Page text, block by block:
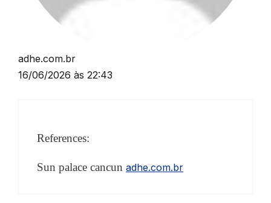
adhe.com.br
16/06/2026 às 22:43
References:
Sun palace cancun adhe.com.br